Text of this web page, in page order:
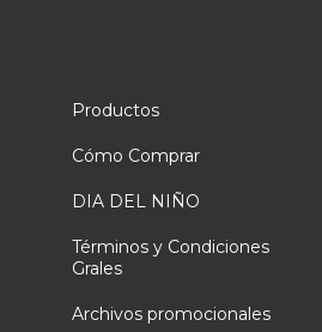
Productos
Cómo Comprar
DIA DEL NIÑO
Términos y Condiciones
Grales
Archivos promocionales